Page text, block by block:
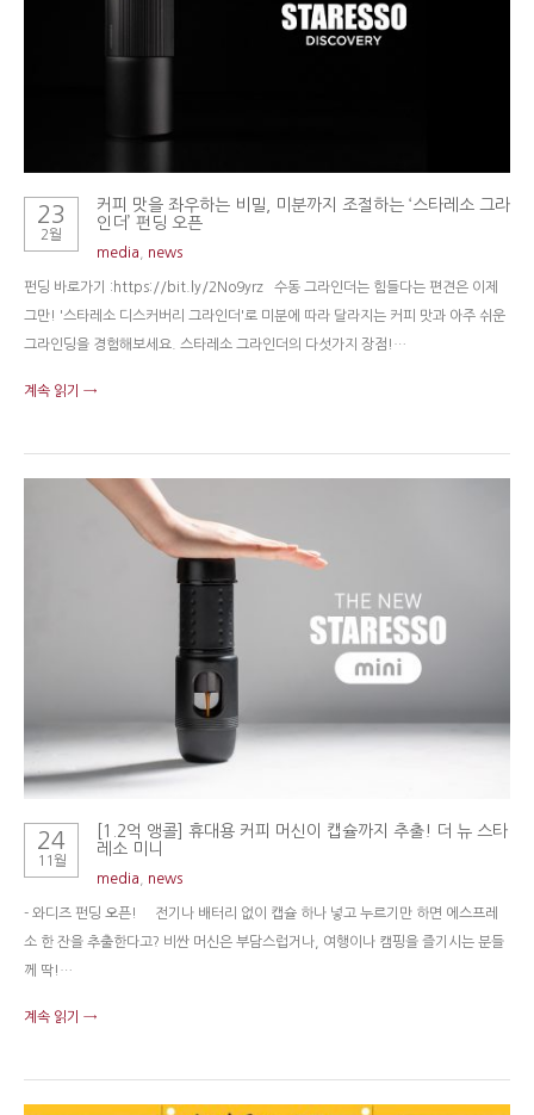
23
2월
커피 맛을 좌우하는 비밀, 미분까지 조절하는 ‘스타레소 그라
인더’ 펀딩 오픈
media , news
펀딩 바로가기 :https://bit.ly/2No9yrz 수동 그라인더는 힘들다는 편견은 이제
그만! '스타레소 디스커버리 그라인더'로 미분에 따라 달라지는 커피 맛과 아주 쉬운
그라인딩을 경험해보세요. 스타레소 그라인더의 다섯가지 장점!…
계속 읽기 →
24
11월
[1.2억 앵콜] 휴대용 커피 머신이 캡슐까지 추출! 더 뉴 스타
레소 미니
media news
- 와디즈 펀딩 오픈! 전기나 배터리 없이 캡슐 하나 넣고 누르기만 하면 에스프레
소 한 잔을 추출한다고? 비싼 머신은 부담스럽거나, 여행이나 캠핑을 즐기시는 분들
께 딱!…
계속 읽기 →